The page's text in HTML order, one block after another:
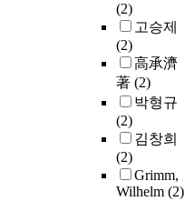
(2)
고승제
(2)
高承濟
著 (2)
박형규
(2)
김창희
(2)
Grimm,
Wilhelm (2)